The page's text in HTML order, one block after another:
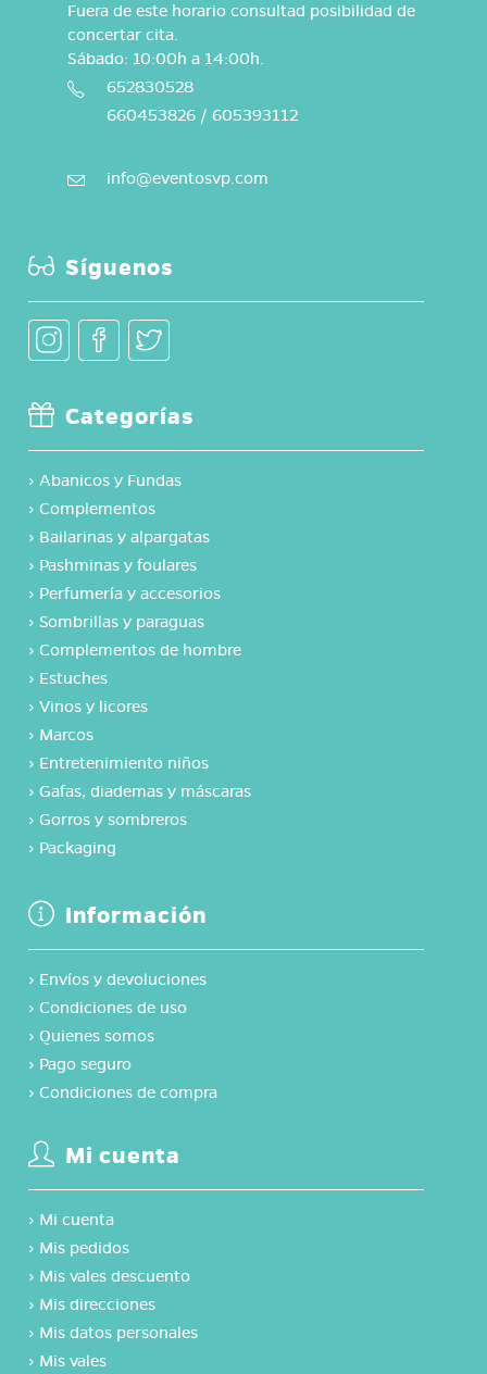
Fuera de este horario consultad posibilidad de
concertar cita.
Sábado: 10:00h a 14:00h.
652830528
660453826 / 605393112
info@eventosvp.com
Síguenos
Categorías
›Abanicos y Fundas
›Complementos
› Bailarinas y alpargatas
› Pashminas y foulares
› Perfumería y accesorios
›Sombrillas y paraguas
›Complementos de hombre
› Estuches
›Vinos y licores
› Marcos
› Entretenimiento niños
›Gafas, diademas y máscaras
›Gorros y sombreros
› Packaging
Información
› Envíos y devoluciones
›Condiciones de uso
›Quienes somos
› Pago seguro
›Condiciones de compra
Mi cuenta
› Mi cuenta
› Mis pedidos
› Mis vales descuento
› Mis direcciones
› Mis datos personales
› Mis vales